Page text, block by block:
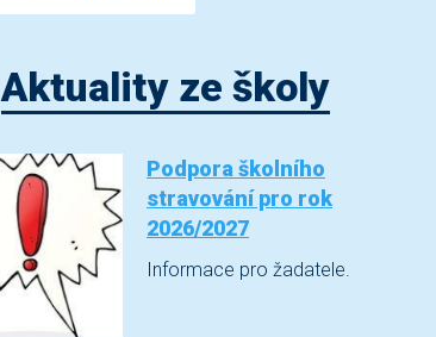
Aktuality ze školy
Podpora školního
stravování pro rok
2026/2027
Informace pro žadatele.